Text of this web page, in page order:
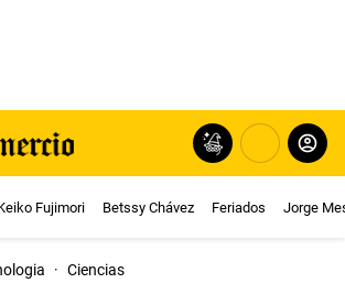
Fujimori Betssy Chávez Feriados Jorge
· Ciencias